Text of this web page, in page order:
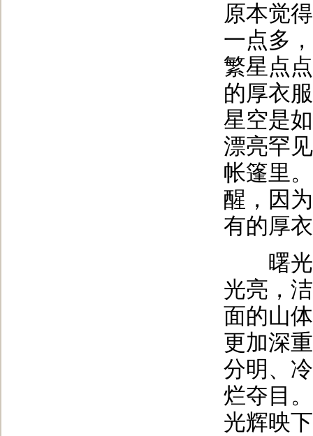
原本觉
一点多
繁星点
的厚衣
星空是
漂亮罕
帐篷里
醒，因
有的厚
曙光
光亮，
面的山
更加深
分明、
烂夺目
光辉映